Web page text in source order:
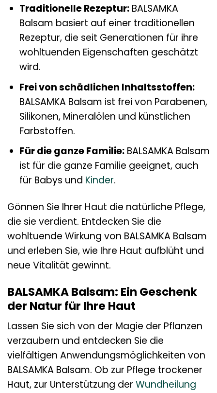
Traditionelle Rezeptur:BALSAMKA
Balsam basiert auf einer traditionellen
Rezeptur, die seit Generationen für ihre
wohltuenden Eigenschaften geschätzt
wird.
Frei von schädlichen Inhaltsstoffen:
BALSAMKA Balsam ist frei von Parabenen,
Silikonen, Mineralölen und künstlichen
Farbstoffen.
Für die ganze Familie:BALSAMKA Balsam
ist für die ganze Familie geeignet, auch
für Babys und Kinder.
Gönnen Sie Ihrer Haut die natürliche Pflege,
die sie verdient. Entdecken Sie die
wohltuende Wirkung von BALSAMKA Balsam
und erleben Sie, wie Ihre Haut aufblüht und
neue Vitalität gewinnt.
BALSAMKA Balsam: Ein Geschenk
der Natur für Ihre Haut
Lassen Sie sich von der Magie der Pflanzen
verzaubern und entdecken Sie die
vielfältigen Anwendungsmöglichkeiten von
BALSAMKA Balsam. Ob zur Pflege trockener
Haut, zur Unterstützung der Wundheilung